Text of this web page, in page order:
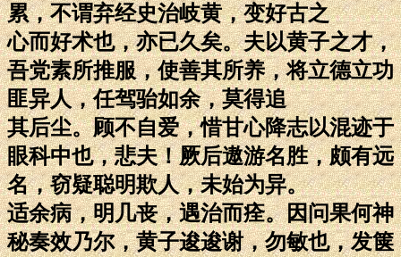
累，不谓弃经史治岐黄，变好古之
心而好术也，亦已久矣。夫以黄子之才，
吾党素所推服，使善其所养，将立德立功
匪异人，任驾骀如余，莫得追
其后尘。顾不自爱，惜甘心降志以混迹于
眼科中也，悲夫！厥后遨游名胜，颇有远
名，窃疑聪明欺人，未始为异。
适余病，明几丧，遇治而痊。因问果何神
秘奏效乃尔，黄子逡逡谢，勿敏也，发箧